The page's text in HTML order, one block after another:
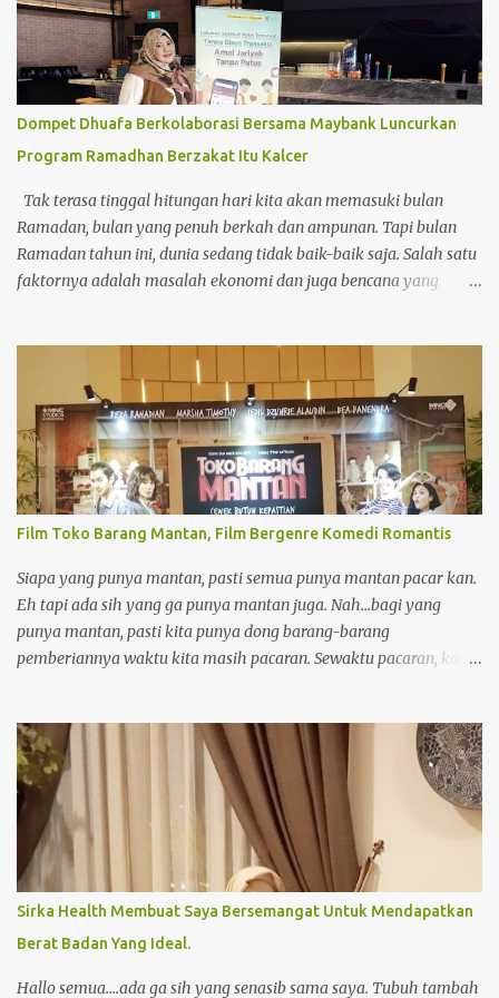
Dompet Dhuafa Berkolaborasi Bersama Maybank Luncurkan
Program Ramadhan Berzakat Itu Kalcer
Tak terasa tinggal hitungan hari kita akan memasuki bulan
Ramadan, bulan yang penuh berkah dan ampunan. Tapi bulan
Ramadan tahun ini, dunia sedang tidak baik-baik saja. Salah satu
faktornya adalah masalah ekonomi dan juga bencana yang
Sumatera Utara dan Sumatera Barat. Hati langsung trenyuh
ketika melihat saudara kita terkena bencana. Bagaimana tidak
mereka harus kehilangan harta bendanya, bahkan Ramadan
yang sebentar lagi tiba pun ada beberapa yang masih di
penampungan pengungsian. Maka dari itu kita wajib banget
membantu mereka untuk mengurangi beban mereka. Karena
bersedekah juga banyak manfaatnya. Ketika melihat orang yang
membutuhkan, umat Islam diwajibkan untuk bersedekah dan
meringankan beban mereka. Hal ini didasarkan tenggang rasa ke
sesama umat dan juga kemanusiaan. Sedekah juga menjadi salah
satu ibadah yang memiliki pahala besar. Di tengah ...
Film Toko Barang Mantan, Film Bergenre Komedi Romantis
Siapa yang punya mantan, pasti semua punya mantan pacar kan.
Eh tapi ada sih yang ga punya mantan juga. Nah...bagi yang
punya mantan, pasti kita punya dong barang-barang
pemberiannya waktu kita masih pacaran. Sewaktu pacaran, kalau
Tetapi bagaimana kalau sudah putus, pasti kesel dan muak liat
barang dari mantan. Manusiawi sih menurut saya, karena sifat
manusia ya seperti itu hahahaha. Trus barang pemberian
mantan tuh kalian kemanain ? Masih disimpan kah? Di buang
kah? Dibakar kah? Atau dikasihkan ke orang? Masing-masing
mempunyai alasan sendiri untuk menghilangkan barang
pemberian dari mantan. Nah....sekarang ada nih toko yang
khusus menjual barang mantan. Daripada dibuang atau
dikasihkan ke orang kan mending dijual bisa dapat uang, ya kan.
Eh serius ada, pasti banyak yang mau deh jual barang dari
Sirka Health Membuat Saya Bersemangat Untuk Mendapatkan
Berat Badan Yang Ideal.
Hallo semua....ada ga sih yang senasib sama saya. Tubuh tambah